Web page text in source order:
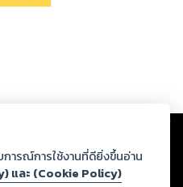
ซต์และปรากฏว่าละเมิดสิทธิใน
กฎหมายและศีลธรรม ดังนั้น ผู้อ่าน
งด้วยตนเอง และหากท่านพบว่าส่วน
การณ์การใช้งานที่ดียิ่งขึ้นอ่าน
และ (Cookie Policy)